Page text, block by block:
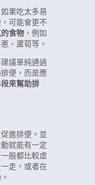
果吃太多易
可能會更不
食物 ，例如
、蘆筍等。
建議單純通過
便，而是應
來幫助排
進排便。並
就能有一定
般都比較虛
走，或者在